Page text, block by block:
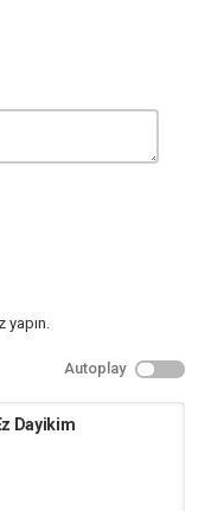
yapın.
Autoplay
Dayikim